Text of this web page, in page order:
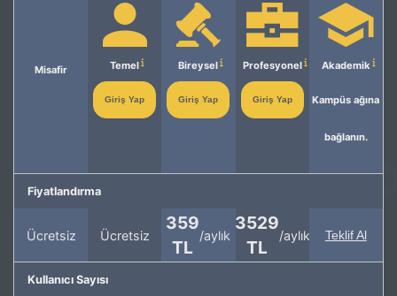
Misafir Temel
Giriş Yap
Bireysel
Giriş Yap
Profesyonel
Giriş Yap
Akademik
Kampüs ağına
bağlanın.
Fiyatlandırma
Ücretsiz Ücretsiz
359
TL
/aylık
3529
TL
/aylık Teklif Al
Kullanıcı Sayısı